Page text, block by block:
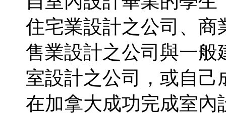
住宅業設計之公司、商
售業設計之公司與一
室設計之公司，或自
在加拿大成功完成室內